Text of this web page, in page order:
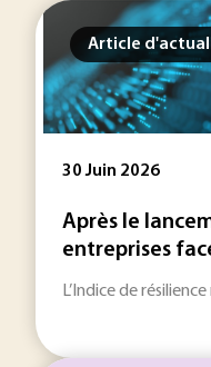
Article
30 Juin 2026
Après le
entreprises
L’Indice de